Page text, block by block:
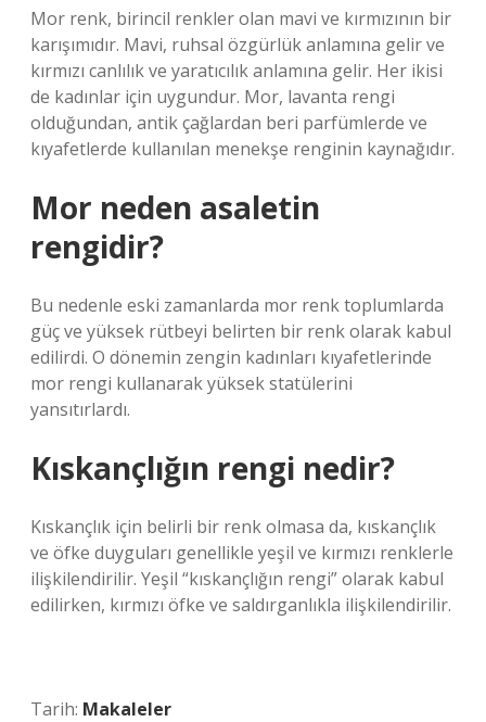
Mor renk, birincil renkler olan mavi ve kırmızının bir
karışımıdır. Mavi, ruhsal özgürlük anlamına gelir ve
kırmızı canlılık ve yaratıcılık anlamına gelir. Her ikisi
de kadınlar için uygundur. Mor, lavanta rengi
olduğundan, antik çağlardan beri parfümlerde ve
kıyafetlerde kullanılan menekşe renginin kaynağıdır.
Mor neden asaletin
rengidir?
Bu nedenle eski zamanlarda mor renk toplumlarda
güç ve yüksek rütbeyi belirten bir renk olarak kabul
edilirdi. O dönemin zengin kadınları kıyafetlerinde
mor rengi kullanarak yüksek statülerini
yansıtırlardı.
Kıskançlığın rengi nedir?
Kıskançlık için belirli bir renk olmasa da, kıskançlık
ve öfke duyguları genellikle yeşil ve kırmızı renklerle
ilişkilendirilir. Yeşil “kıskançlığın rengi” olarak kabul
edilirken, kırmızı öfke ve saldırganlıkla ilişkilendirilir.
Tarih: Makaleler